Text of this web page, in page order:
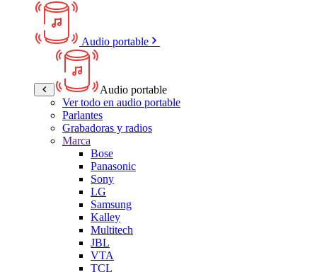
Audio portable
Audio portable
Ver todo en audio portable
Parlantes
Grabadoras y radios
Marca
Bose
Panasonic
Sony
LG
Samsung
Kalley
Multitech
JBL
VTA
TCL